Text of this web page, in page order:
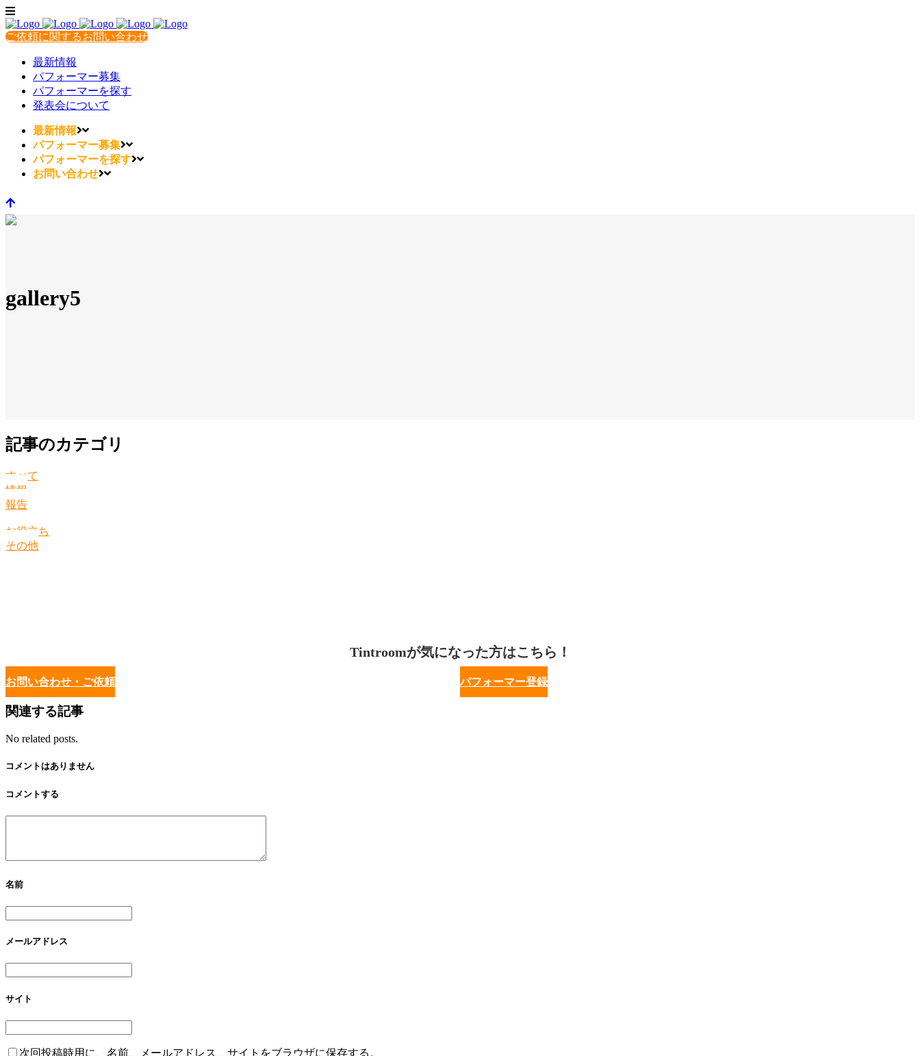
ご依頼に関するお問い合わせ
最新情報
パフォーマー募集
パフォーマーを探す
発表会について
最新情報
パフォーマー募集
パフォーマーを探す
お問い合わせ
gallery5
記事のカテゴリ
すべて
情報
報告
お役立ち
その他
Tintroomが気になった方はこちら！
お問い合わせ・ご依頼 パフォーマー登録
関連する記事
No related posts.
コメントはありません
コメントする
名前
メールアドレス
サイト
次回投稿時用に、名前、メールアドレス、サイトをブラウザに保存する。